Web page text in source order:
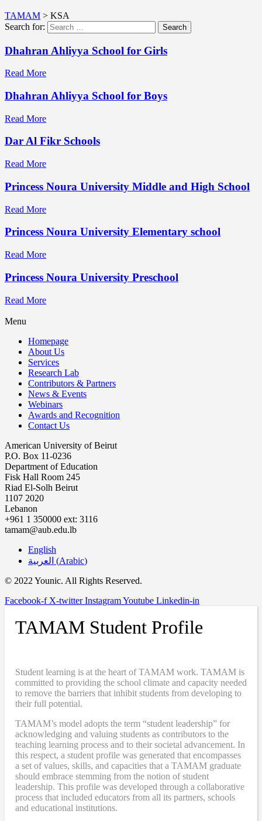
TAMAM > KSA
Search for:
Search
Dhahran Ahliyya School for Girls
Read More
Dhahran Ahliyya School for Boys
Read More
Dar Al Fikr Schools
Read More
Princess Noura University Middle and High School
Read More
Princess Noura University Elementary school
Read More
Princess Noura University Preschool
Read More
Menu
Homepage
About Us
Services
Research Lab
Contributors & Partners
News & Events
Webinars
Awards and Recognition
Contact Us
American University of Beirut
P.O. Box 11-0236
Department of Education
Fisk Hall Room 245
Riad El-Solh Beirut
1107 2020
Lebanon
+961 1 350000 ext: 3116
tamam@aub.edu.lb
English
العربية (Arabic)
© 2022 Younic. All Rights Reserved.
Facebook-f X-twitter InstagramYoutube Linkedin-in
TAMAM Student Profile
Student learning is at the heart of TAMAM work. TAMAM is
committed to providing the school climate and capacity needed
to remove the barriers that inhibit students from developing to
their full potential.
TAMAM’s model adopts the term “student leadership” for
acknowledging and valuing students as contributors to the
teaching learning process and to their societal advancement. In
this respect, a student profile was generated that encompasses
a set of values, skills, and capacities that a TAMAM graduate
should embrace stemming from the notion of student
leadership. This profile was developed through a collaborative
process that included educators from all its partners, schools
and educational institutions.